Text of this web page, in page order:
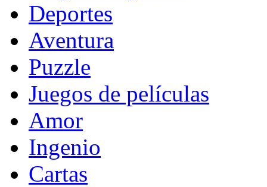
Deportes
Aventura
Puzzle
Juegos de películas
Amor
Ingenio
Cartas